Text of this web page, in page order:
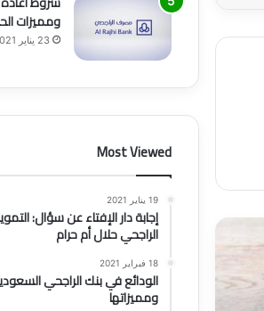
ومميزات
23 يناير 2021
Most Viewed
19 يناير 2021
إجابة دار الإفتاء عن سؤال:
الراجحي حلال أم حرام
18 فبراير 2021
الودائع في بنك الراجحي
ومميزاتها